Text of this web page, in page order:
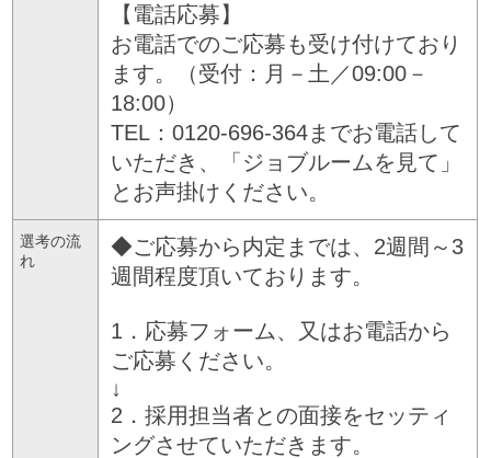
【電話応募】
お電話でのご応募も受け付けており
ます。（受付：月－土／09:00－
18:00）
TEL：0120-696-364までお電話して
いただき、「ジョブルームを見て」
とお声掛けください。
選考の流
れ
◆ご応募から内定までは、2週間～3
週間程度頂いております。
1．応募フォーム、又はお電話から
ご応募ください。
↓
2．採用担当者との面接をセッティ
ングさせていただきます。